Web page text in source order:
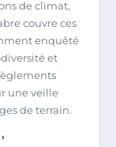
de climat,
couvre ces
enquêté
et
une veille
de terrain.